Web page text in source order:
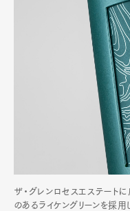
ザ・グレンロセスエステート
のあるライケングリーンを採用